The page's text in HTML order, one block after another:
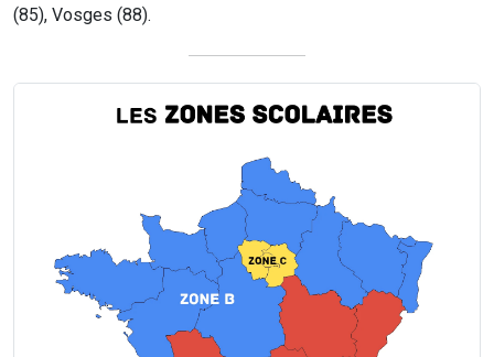
(85), Vosges (88).